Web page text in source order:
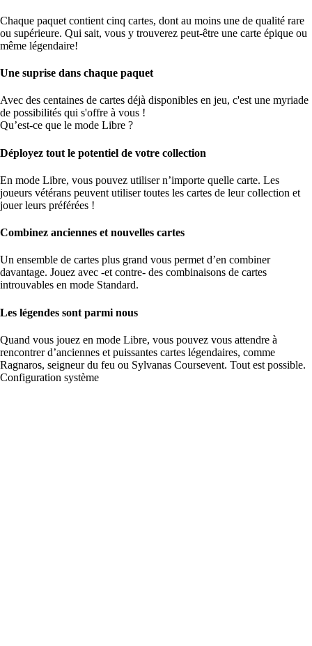
Chaque paquet contient cinq cartes, dont au moins une de qualité rare
ou supérieure. Qui sait, vous y trouverez peut-être une carte épique ou
même légendaire!
Une suprise dans chaque paquet
Avec des centaines de cartes déjà disponibles en jeu, c'est une myriade
de possibilités qui s'offre à vous !
Qu’est-ce que le mode Libre ?
Déployez tout le potentiel de votre collection
En mode Libre, vous pouvez utiliser n’importe quelle carte. Les
joueurs vétérans peuvent utiliser toutes les cartes de leur collection et
jouer leurs préférées !
Combinez anciennes et nouvelles cartes
Un ensemble de cartes plus grand vous permet d’en combiner
davantage. Jouez avec -et contre- des combinaisons de cartes
introuvables en mode Standard.
Les légendes sont parmi nous
Quand vous jouez en mode Libre, vous pouvez vous attendre à
rencontrer d’anciennes et puissantes cartes légendaires, comme
Ragnaros, seigneur du feu ou Sylvanas Coursevent. Tout est possible.
Configuration système